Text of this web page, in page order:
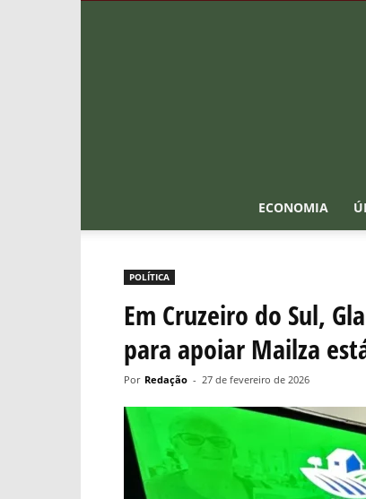
ECONOMIA
POLÍTICA
Em Cruzeiro do Sul,
para apoiar Mailza
Por Redação - 27 de fevereiro de 2026